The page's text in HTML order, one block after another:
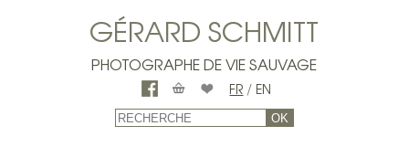
GÉRARD SCHMITT
PHOTOGRAPHE DE VIE SAUVAGE
FR / EN
OK